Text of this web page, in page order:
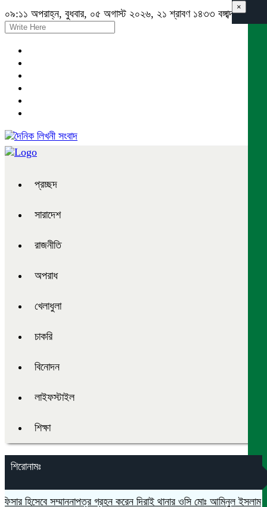
০৯:১১ অপরাহ্ন, বুধবার, ০৫ অগাস্ট ২০২৬, ২১ শ্রাবণ ১৪৩৩ বঙ্গাব্দ
প্রচ্ছদ
সারাদেশ
রাজনীতি
অপরাধ
খেলাধুলা
চাকরি
বিনোদন
লাইফস্টাইল
শিক্ষা
শিরোনামঃ
হিসেবে সম্মাননাপত্র গ্রহন করেন দিরাই থানার ওসি মোঃ আমিনুল ইসলাম
×